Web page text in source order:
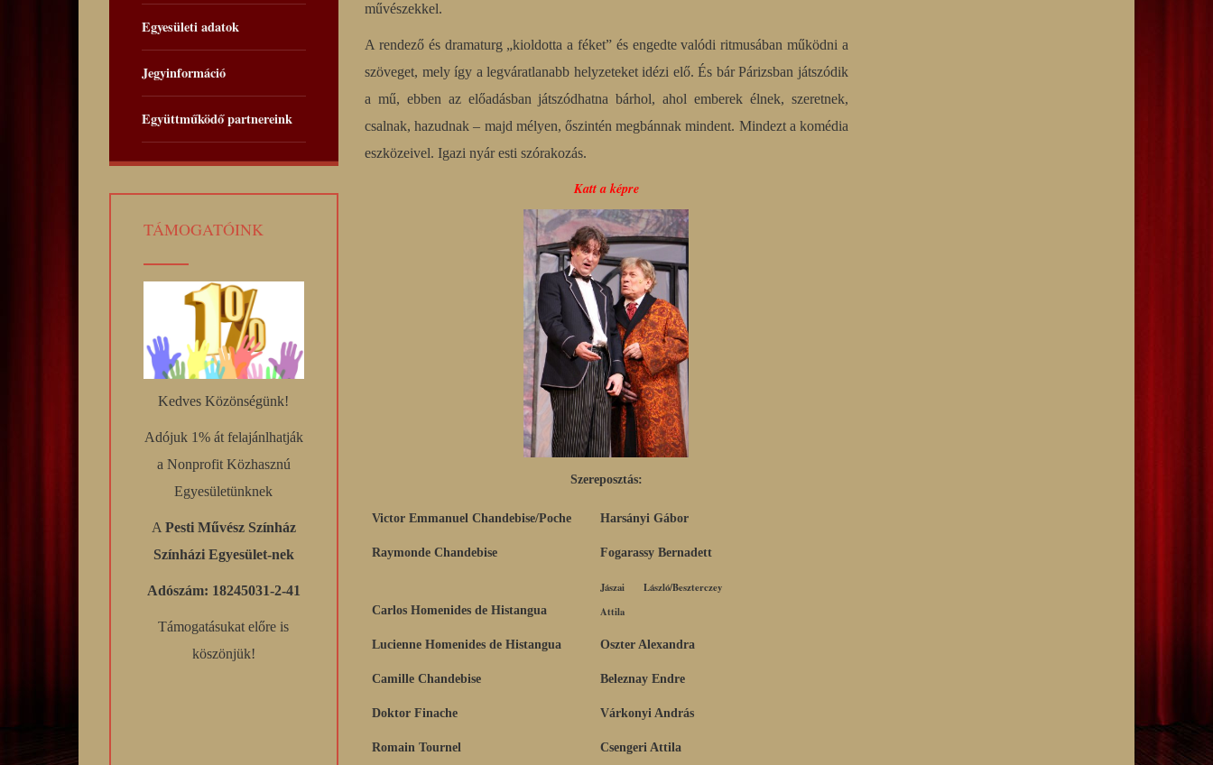
művészekkel.
A rendező és dramaturg „kioldotta a féket” és engedte valódi ritmusában működni a
szöveget, mely így a legváratlanabb helyzeteket idézi elő. És bár Párizsban játszódik
a mű, ebben az előadásban játszódhatna bárhol, ahol emberek élnek, szeretnek,
csalnak, hazudnak – majd mélyen, őszintén megbánnak mindent. Mindezt a komédia
eszközeivel. Igazi nyár esti szórakozás.
Katt a képre
Szereposztás:
Victor Emmanuel Chandebise/Poche Harsányi Gábor
Raymonde Chandebise Fogarassy Bernadett
Carlos Homenides de Histangua
Jászai László/Beszterczey
Attila
Lucienne Homenides de Histangua Oszter Alexandra
Camille Chandebise Beleznay Endre
Doktor Finache Várkonyi András
Romain Tournel Csengeri Attila
Egyesületi adatok
Jegyinformáció
Együttműködő partnereink
TÁMOGATÓINK
Kedves Közönségünk!
Adójuk 1% át felajánlhatják
a Nonprofit Közhasznú
Egyesületünknek
A Pesti Művész Színház
Színházi Egyesület-nek
Adószám: 18245031-2-41
Támogatásukat előre is
köszönjük!